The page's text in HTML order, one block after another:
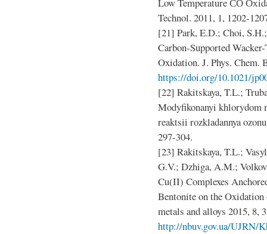
Low Temperature СО
Technol. 2011, 1, 1202-
[21] Park, E.D.; Choi,
Carbon-Supported
Oxidation. J. Phys. Chem.
https://doi.org/10.1021/
[22] Rakitskaya, T.L.;
Modyfikonanyi
reaktsii rozkladannya
297-304.
[23] Rakitskaya, T.L.;
G.V.; Dzhiga, A.M.;
Cu(II) Complexes
Bentonite on the
metals and alloys 2015, 8,
http://nbuv.gov.ua/UJRN/